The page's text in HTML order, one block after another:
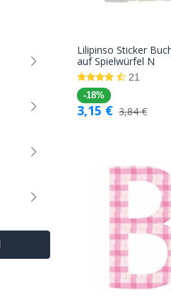
In den
Warenkorb
Lilipinso Sticker
auf Spielwürfel N
21
-18%
3,15 € 3,84€